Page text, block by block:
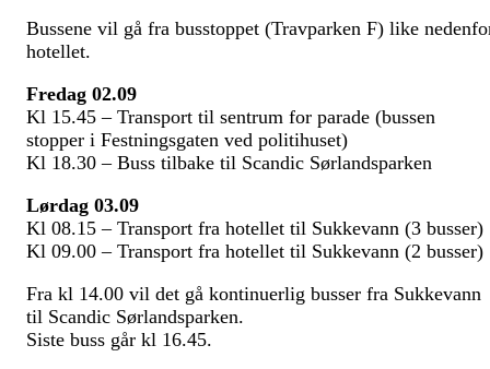
Bussene vil gå fra busstoppet (Travparken F) like
hotellet.
Fredag 02.09
Kl 15.45 – Transport til sentrum for parade (bussen
stopper i Festningsgaten ved politihuset)
Kl 18.30– Buss tilbake til Scandic Sørlandsparken
Lørdag 03.09
Kl 08.15 – Transport fra hotellet til Sukkevann (3 busser)
Kl 09.00 – Transport fra hotellet til Sukkevann (2 busser)
Fra kl 14.00 vil det gå kontinuerlig busser fra Sukkevann
til Scandic Sørlandsparken.
Siste buss går kl 16.45.